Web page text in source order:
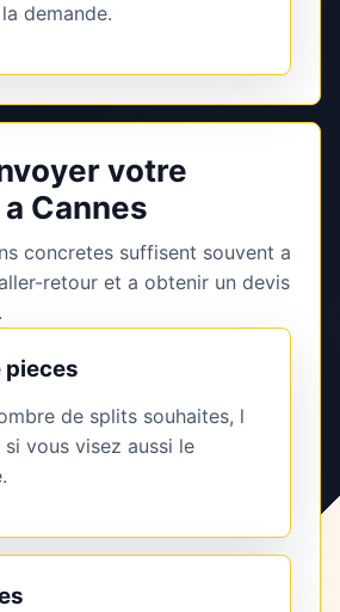
demande.
votre
Cannes
concretes suffisent souvent a
retour et a obtenir un devis
pieces
de splits souhaites, l
vous visez aussi le